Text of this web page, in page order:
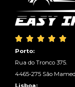
    
Porto:
Rua do Tronco 375.
4465-275 São
Lisboa: